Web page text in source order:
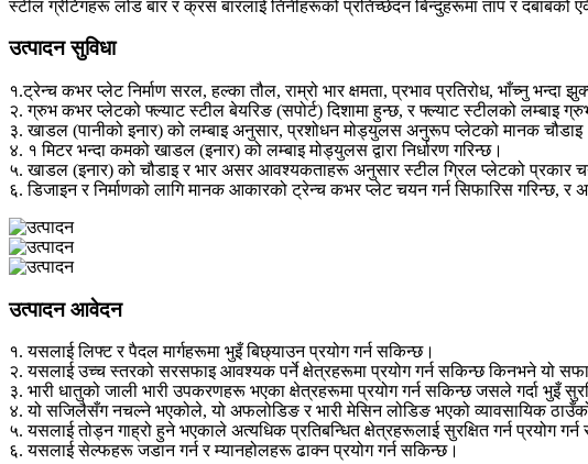
स्टील ग्रेटिंगहरू लोड बार र क्रस बारलाई तिनीहरूको प्रतिच्छेदन बिन्दुहरूमा ताप र दबाबको
उत्पादन सुविधा
१.ट्रेन्च कभर प्लेट निर्माण सरल, हल्का तौल, राम्रो भार क्षमता, प्रभाव प्रतिरोध, भाँच्नु
२. ग्रुभ कभर प्लेटको फ्ल्याट स्टील बेयरिङ (सपोर्ट) दिशामा हुन्छ, र फ्ल्याट स्टीलको लम्बाइ
३. खाडल (पानीको इनार) को लम्बाइ अनुसार, प्रशोधन मोड्युलस अनुरूप प्लेटको मानक चौडाइ
४. १ मिटर भन्दा कमको खाडल (इनार) को लम्बाइ मोड्युलस द्वारा निर्धारण गरिन्छ।
५. खाडल (इनार) को चौडाइ र भार असर आवश्यकताहरू अनुसार स्टील ग्रिल प्लेटको प्रकार
६. डिजाइन र निर्माणको लागि मानक आकारको ट्रेन्च कभर प्लेट चयन गर्न सिफारिस गरिन्छ, र
उत्पादन आवेदन
१. यसलाई लिफ्ट र पैदल मार्गहरूमा भुइँ बिछ्याउन प्रयोग गर्न सकिन्छ।
२. यसलाई उच्च स्तरको सरसफाइ आवश्यक पर्ने क्षेत्रहरूमा प्रयोग गर्न सकिन्छ किनभने यो
३. भारी धातुको जाली भारी उपकरणहरू भएका क्षेत्रहरूमा प्रयोग गर्न सकिन्छ जसले गर्दा भुइँ
४. यो सजिलैसँग नचल्ने भएकोले, यो अफलोडिङ र भारी मेसिन लोडिङ भएको व्यावसायिक ठाउँको
५. यसलाई तोड्न गाह्रो हुने भएकाले अत्यधिक प्रतिबन्धित क्षेत्रहरूलाई सुरक्षित गर्न प्रयोग गर्न
६. यसलाई सेल्फहरू जडान गर्न र म्यानहोलहरू ढाक्न प्रयोग गर्न सकिन्छ।